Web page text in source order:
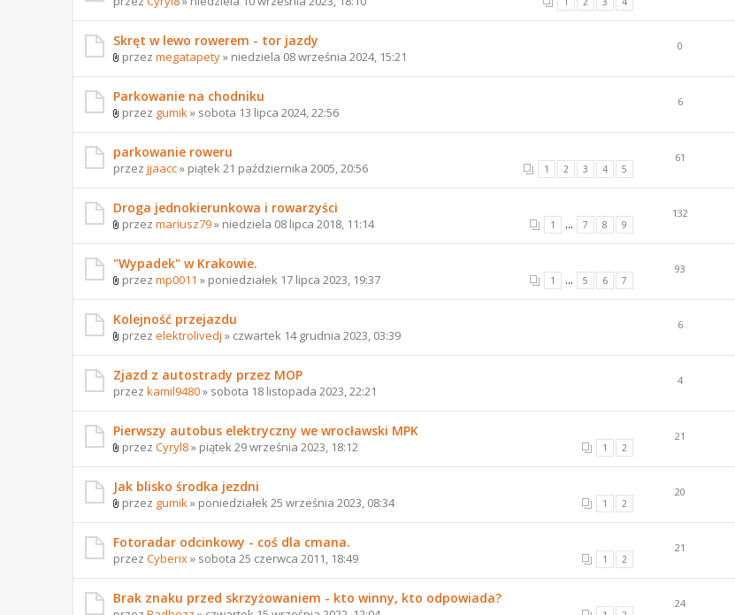
Skręt w lewo rowerem - tor jazdy
przez megatapety» niedziela 08 września 2024, 15:21
0
Parkowanie na chodniku
przez gumik » sobota 13 lipca 2024, 22:56
6
parkowanie roweru
1 2 3 4 5
przez jjaacc» piątek 21 października 2005, 20:56
61
Droga jednokierunkowa i rowarzyści
1 ... 7 8 9
przez mariusz79» niedziela 08 lipca 2018, 11:14
132
"Wypadek" w Krakowie.
1 ... 5 6 7
przez mp0011 » poniedziałek 17 lipca 2023, 19:37
93
Kolejność przejazdu
przez elektrolivedj » czwartek 14 grudnia 2023, 03:39
6
Zjazd z autostrady przez MOP
przez kamil9480» sobota 18 listopada 2023, 22:21
4
Pierwszy autobus elektryczny we wrocławski MPK
1 2
przez Cyryl8» piątek 29 września 2023, 18:12
21
Jak blisko środka jezdni
1 2
przez gumik » poniedziałek 25 września 2023, 08:34
20
Fotoradar odcinkowy - coś dla cmana.
1 2
przez Cyberix» sobota 25 czerwca 2011, 18:49
21
Brak znaku przed skrzyżowaniem - kto winny, kto odpowiada? 24